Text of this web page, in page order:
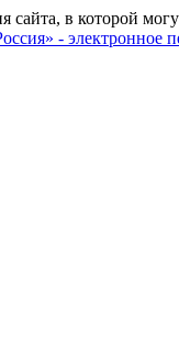
сайта, в которой